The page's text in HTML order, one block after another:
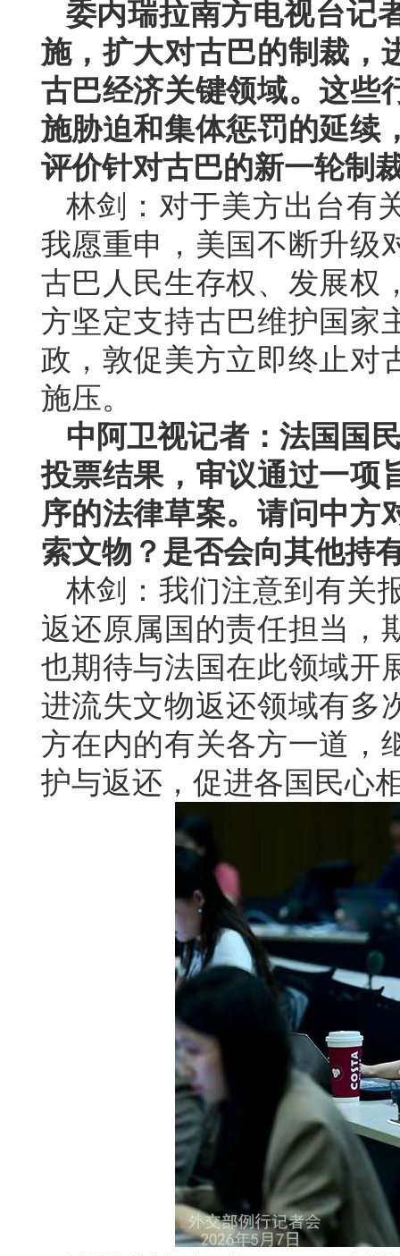
委内瑞拉南方电视台记
施，扩大对古巴的制裁，
古巴经济关键领域。这些
施胁迫和集体惩罚的延续
评价针对古巴的新一轮制
林剑：对于美方出台有
我愿重申，美国不断升级
古巴人民生存权、发展权
方坚定支持古巴维护国家
政，敦促美方立即终止对
施压。
中阿卫视记者：法国国
投票结果，审议通过一项
序的法律草案。请问中方
索文物？是否会向其他持
林剑：我们注意到有关
返还原属国的责任担当，
也期待与法国在此领域开
进流失文物返还领域有多
方在内的有关各方一道，
护与返还，促进各国民心